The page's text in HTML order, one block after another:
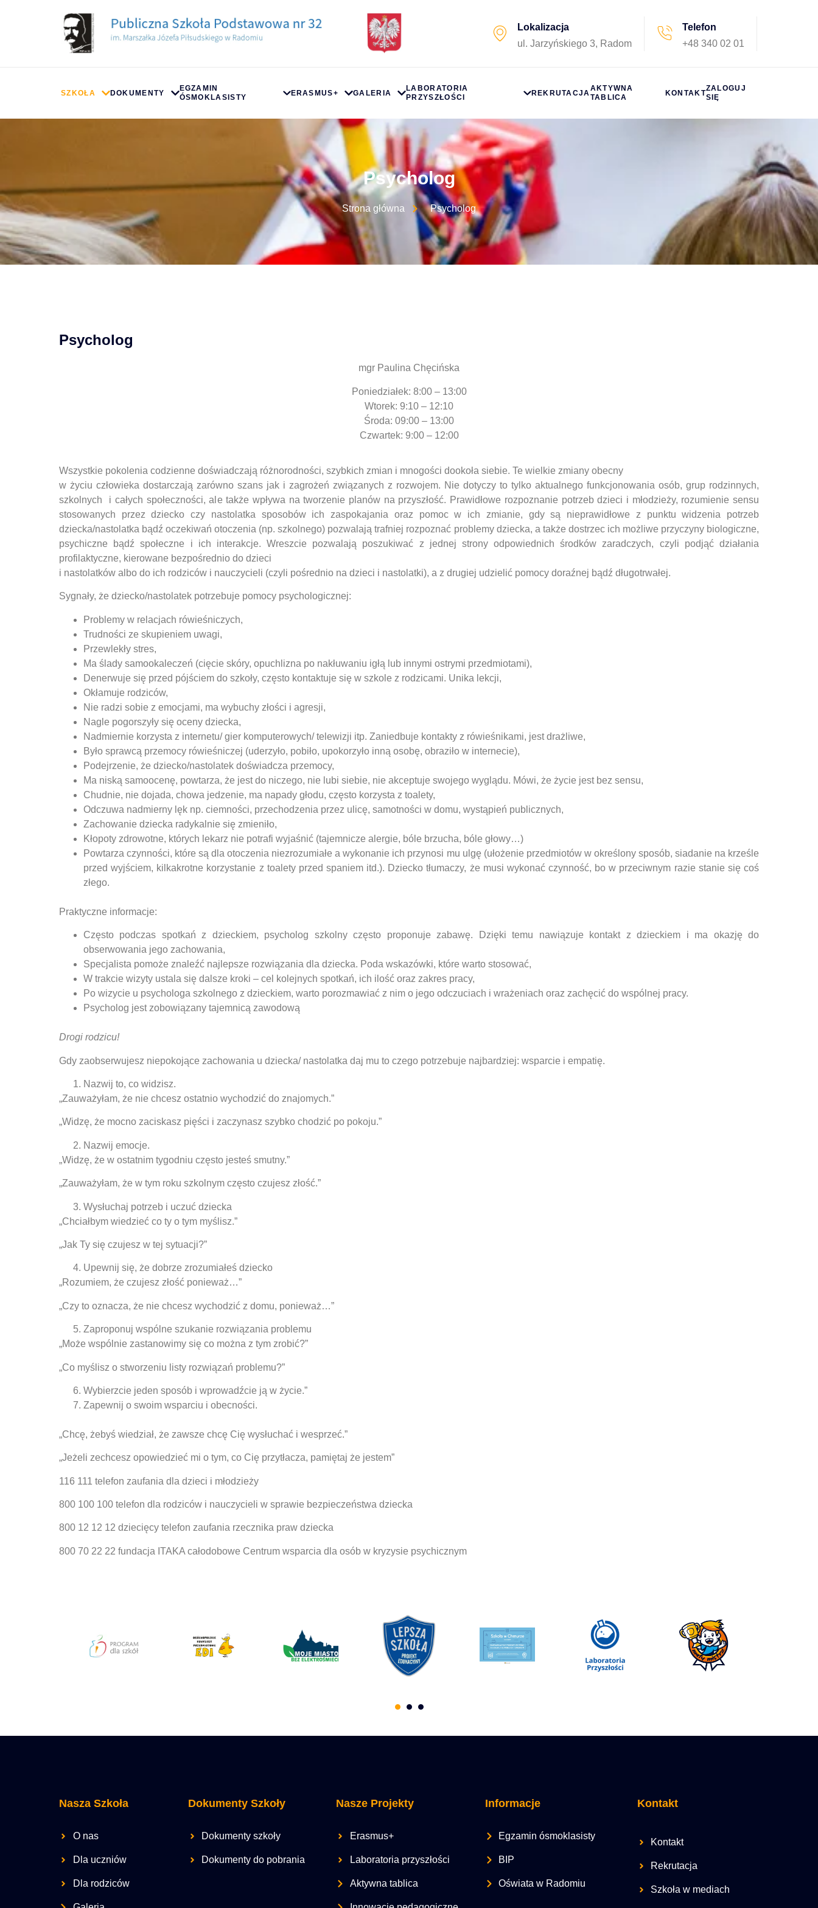
Lokalizacja
ul. Jarzyńskiego 3, Radom
Telefon
+48 340 02 01
SZKOŁA DOKUMENTY
EGZAMIN
ÓSMOKLASISTY
ERASMUS+ GALERIA
LABORATORIA
PRZYSZŁOŚCI
REKRUTACJA
AKTYWNA
TABLICA
KONTAKT
ZALOGUJ
SIĘ
Psycholog
Strona główna Psycholog
Psycholog
mgr Paulina Chęcińska
Poniedziałek: 8:00 – 13:00
Wtorek: 9:10 – 12:10
Środa: 09:00 – 13:00
Czwartek: 9:00 – 12:00
Wszystkie pokolenia codzienne doświadczają różnorodności, szybkich zmian i mnogości dookoła siebie. Te wielkie zmiany obecny
w życiu człowieka dostarczają zarówno szans jak i zagrożeń związanych z rozwojem. Nie dotyczy to tylko aktualnego funkcjonowania osób, grup rodzinnych,
szkolnych i całych społeczności, ale także wpływa na tworzenie planów na przyszłość. Prawidłowe rozpoznanie potrzeb dzieci i młodzieży, rozumienie sensu
stosowanych przez dziecko czy nastolatka sposobów ich zaspokajania oraz pomoc w ich zmianie, gdy są nieprawidłowe z punktu widzenia potrzeb
dziecka/nastolatka bądź oczekiwań otoczenia (np. szkolnego) pozwalają trafniej rozpoznać problemy dziecka, a także dostrzec ich możliwe przyczyny biologiczne,
psychiczne bądź społeczne i ich interakcje. Wreszcie pozwalają poszukiwać z jednej strony odpowiednich środków zaradczych, czyli podjąć działania
profilaktyczne, kierowane bezpośrednio do dzieci
i nastolatków albo do ich rodziców i nauczycieli (czyli pośrednio na dzieci i nastolatki), a z drugiej udzielić pomocy doraźnej bądź długotrwałej.
Sygnały, że dziecko/nastolatek potrzebuje pomocy psychologicznej:
Problemy w relacjach rówieśniczych,
Trudności ze skupieniem uwagi,
Przewlekły stres,
Ma ślady samookaleczeń (cięcie skóry, opuchlizna po nakłuwaniu igłą lub innymi ostrymi przedmiotami),
Denerwuje się przed pójściem do szkoły, często kontaktuje się w szkole z rodzicami. Unika lekcji,
Okłamuje rodziców,
Nie radzi sobie z emocjami, ma wybuchy złości i agresji,
Nagle pogorszyły się oceny dziecka,
Nadmiernie korzysta z internetu/ gier komputerowych/ telewizji itp. Zaniedbuje kontakty z rówieśnikami, jest drażliwe,
Było sprawcą przemocy rówieśniczej (uderzyło, pobiło, upokorzyło inną osobę, obraziło w internecie),
Podejrzenie, że dziecko/nastolatek doświadcza przemocy,
Ma niską samoocenę, powtarza, że jest do niczego, nie lubi siebie, nie akceptuje swojego wyglądu. Mówi, że życie jest bez sensu,
Chudnie, nie dojada, chowa jedzenie, ma napady głodu, często korzysta z toalety,
Odczuwa nadmierny lęk np. ciemności, przechodzenia przez ulicę, samotności w domu, wystąpień publicznych,
Zachowanie dziecka radykalnie się zmieniło,
Kłopoty zdrowotne, których lekarz nie potrafi wyjaśnić (tajemnicze alergie, bóle brzucha, bóle głowy…)
Powtarza czynności, które są dla otoczenia niezrozumiałe a wykonanie ich przynosi mu ulgę (ułożenie przedmiotów w określony sposób, siadanie na krześle
przed wyjściem, kilkakrotne korzystanie z toalety przed spaniem itd.). Dziecko tłumaczy, że musi wykonać czynność, bo w przeciwnym razie stanie się coś
złego.
Praktyczne informacje:
Często podczas spotkań z dzieckiem, psycholog szkolny często proponuje zabawę. Dzięki temu nawiązuje kontakt z dzieckiem i ma okazję do
obserwowania jego zachowania,
Specjalista pomoże znaleźć najlepsze rozwiązania dla dziecka. Poda wskazówki, które warto stosować,
W trakcie wizyty ustala się dalsze kroki – cel kolejnych spotkań, ich ilość oraz zakres pracy,
Po wizycie u psychologa szkolnego z dzieckiem, warto porozmawiać z nim o jego odczuciach i wrażeniach oraz zachęcić do wspólnej pracy.
Psycholog jest zobowiązany tajemnicą zawodową
Drogi rodzicu!
Gdy zaobserwujesz niepokojące zachowania u dziecka/ nastolatka daj mu to czego potrzebuje najbardziej: wsparcie i empatię.
Nazwij to, co widzisz.
„Zauważyłam, że nie chcesz ostatnio wychodzić do znajomych.”
„Widzę, że mocno zaciskasz pięści i zaczynasz szybko chodzić po pokoju.”
Nazwij emocje.
„Widzę, że w ostatnim tygodniu często jesteś smutny.”
„Zauważyłam, że w tym roku szkolnym często czujesz złość.”
Wysłuchaj potrzeb i uczuć dziecka
„Chciałbym wiedzieć co ty o tym myślisz.”
„Jak Ty się czujesz w tej sytuacji?”
Upewnij się, że dobrze zrozumiałeś dziecko
„Rozumiem, że czujesz złość ponieważ…”
„Czy to oznacza, że nie chcesz wychodzić z domu, ponieważ…”
Zaproponuj wspólne szukanie rozwiązania problemu
„Może wspólnie zastanowimy się co można z tym zrobić?”
„Co myślisz o stworzeniu listy rozwiązań problemu?”
Wybierzcie jeden sposób i wprowadźcie ją w życie.”
Zapewnij o swoim wsparciu i obecności.
„Chcę, żebyś wiedział, że zawsze chcę Cię wysłuchać i wesprzeć.”
„Jeżeli zechcesz opowiedzieć mi o tym, co Cię przytłacza, pamiętaj że jestem”
116 111 telefon zaufania dla dzieci i młodzieży
800 100 100 telefon dla rodziców i nauczycieli w sprawie bezpieczeństwa dziecka
800 12 12 12 dziecięcy telefon zaufania rzecznika praw dziecka
800 70 22 22 fundacja ITAKA całodobowe Centrum wsparcia dla osób w kryzysie psychicznym
Nasza Szkoła
O nas
Dla uczniów
Dla rodziców
Dokumenty Szkoły
Dokumenty szkoły
Dokumenty do pobrania
Nasze Projekty
Erasmus+
Laboratoria przyszłości
Aktywna tablica
Informacje
Egzamin ósmoklasisty
BIP
Oświata w Radomiu
Kontakt
Kontakt
Rekrutacja
Szkoła w mediach